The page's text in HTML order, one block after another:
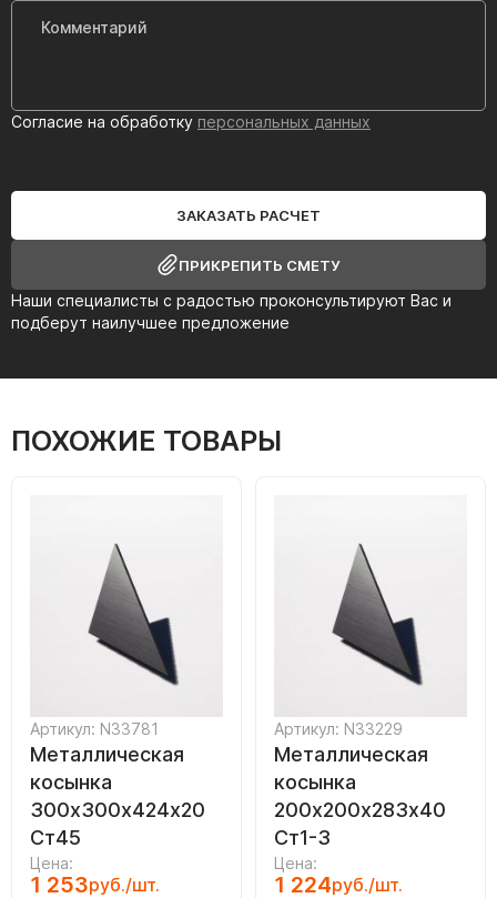
Наши специалисты с радостью проконсультируют Вас и
подберут наилучшее предложение
Согласие на обработку персональных данных
ЗАКАЗАТЬ РАСЧЕТ
ПРИКРЕПИТЬ СМЕТУ
ПОХОЖИЕ ТОВАРЫ
Артикул: N33781
Металлическая
косынка
300х300х424х20
Ст45
Цена:
1 253руб./шт.
Артикул: N33229
Металлическая
косынка
200х200х283х40
Ст1-3
Цена:
1 224руб./шт.